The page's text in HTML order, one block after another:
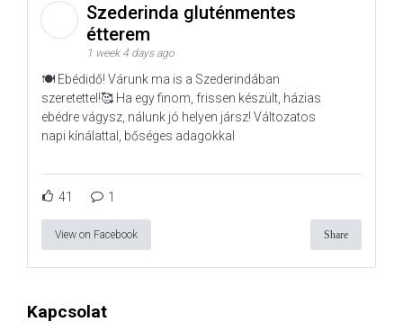
Szederinda gluténmentes
étterem
1 week 4 days ago
🍽️ Ebédidő! Várunk ma is a Szederindában
szeretettel!🥰 Ha egy finom, frissen készült, házias
ebédre vágysz, nálunk jó helyen jársz! Változatos
napi kínálattal, bőséges adagokkal
41 1
View on Facebook Share
Kapcsolat